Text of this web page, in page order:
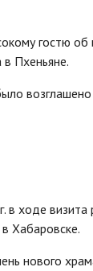
гостю об
Пхеньяне.
возглашено
в ходе
Хабаровске.
нового